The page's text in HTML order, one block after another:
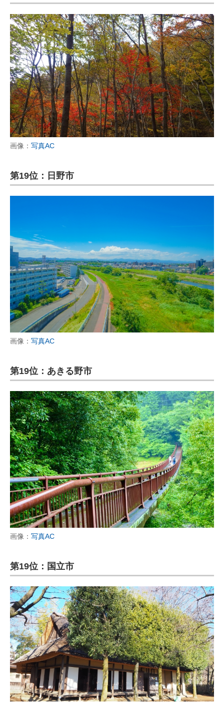
画像： 写真AC
第19位：日野市
画像： 写真AC
第19位：あきる野市
画像： 写真AC
第19位：国立市